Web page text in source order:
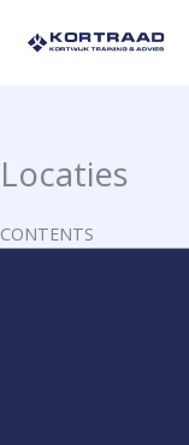
naar
Locaties
CONTENTS